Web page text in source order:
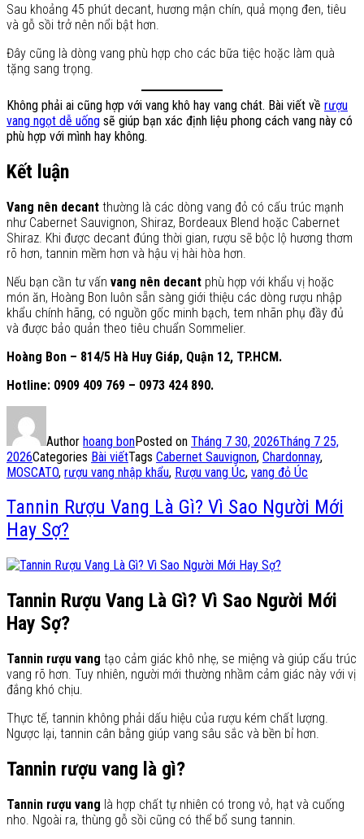
Sau khoảng 45 phút decant, hương mận chín, quả mọng đen, tiêu
và gỗ sồi trở nên nổi bật hơn.
Đây cũng là dòng vang phù hợp cho các bữa tiệc hoặc làm quà
tặng sang trọng.
Không phải ai cũng hợp với vang khô hay vang chát. Bài viết về rượu
vang ngọt dễ uống sẽ giúp bạn xác định liệu phong cách vang này có
phù hợp với mình hay không.
Kết luận
Vang nên decant thường là các dòng vang đỏ có cấu trúc mạnh
như Cabernet Sauvignon, Shiraz, Bordeaux Blend hoặc Cabernet
Shiraz. Khi được decant đúng thời gian, rượu sẽ bộc lộ hương thơm
rõ hơn, tannin mềm hơn và hậu vị hài hòa hơn.
Nếu bạn cần tư vấn vang nên decant phù hợp với khẩu vị hoặc
món ăn, Hoàng Bon luôn sẵn sàng giới thiệu các dòng rượu nhập
khẩu chính hãng, có nguồn gốc minh bạch, tem nhãn phụ đầy đủ
và được bảo quản theo tiêu chuẩn Sommelier.
Hoàng Bon – 814/5 Hà Huy Giáp, Quận 12, TP.HCM.
Hotline: 0909 409 769 – 0973 424 890.
Author hoang bonPosted on Tháng 7 30, 2026Tháng 7 25,
2026Categories Bài viếtTags Cabernet Sauvignon, Chardonnay,
MOSCATO, rượu vang nhập khẩu, Rượu vang Úc, vang đỏ Úc
Tannin Rượu Vang Là Gì? Vì Sao Người Mới
Hay Sợ?
Tannin Rượu Vang Là Gì? Vì Sao Người Mới
Hay Sợ?
Tannin rượu vang tạo cảm giác khô nhẹ, se miệng và giúp cấu trúc
vang rõ hơn. Tuy nhiên, người mới thường nhầm cảm giác này với vị
đắng khó chịu.
Thực tế, tannin không phải dấu hiệu của rượu kém chất lượng.
Ngược lại, tannin cân bằng giúp vang sâu sắc và bền bỉ hơn.
Tannin rượu vang là gì?
Tannin rượu vang là hợp chất tự nhiên có trong vỏ, hạt và cuống
nho. Ngoài ra, thùng gỗ sồi cũng có thể bổ sung tannin.